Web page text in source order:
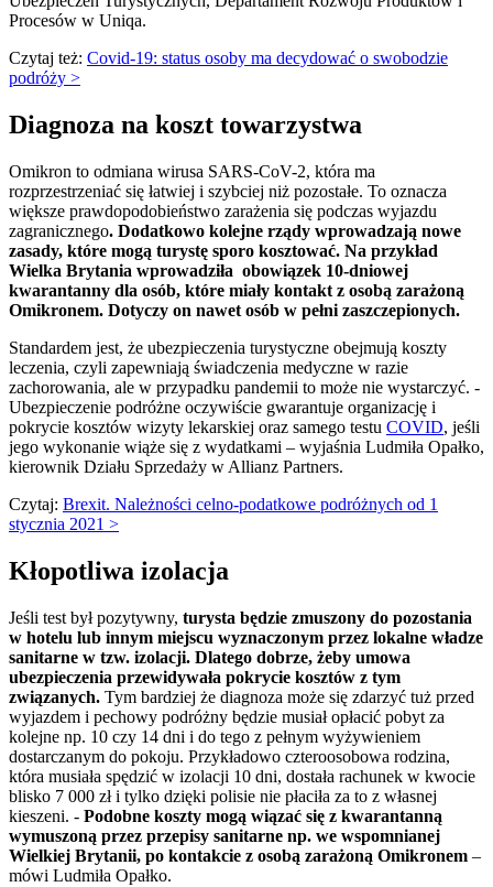
Procesów w Uniqa.
Czytaj też: Covid-19: status osoby ma decydować o swobodzie
podróży >
Diagnoza na koszt towarzystwa
Omikron to odmiana wirusa SARS-CoV-2, która ma
rozprzestrzeniać się łatwiej i szybciej niż pozostałe. To oznacza
większe prawdopodobieństwo zarażenia się podczas wyjazdu
zagranicznego. Dodatkowo kolejne rządy wprowadzają nowe
zasady, które mogą turystę sporo kosztować. Na przykład
Wielka Brytania wprowadziła obowiązek 10-dniowej
kwarantanny dla osób, które miały kontakt z osobą zarażoną
Omikronem. Dotyczy on nawet osób w pełni zaszczepionych.
Standardem jest, że ubezpieczenia turystyczne obejmują koszty
leczenia, czyli zapewniają świadczenia medyczne w razie
zachorowania, ale w przypadku pandemii to może nie wystarczyć. -
Ubezpieczenie podróżne oczywiście gwarantuje organizację i
pokrycie kosztów wizyty lekarskiej oraz samego testu COVID, jeśli
jego wykonanie wiąże się z wydatkami – wyjaśnia Ludmiła Opałko,
kierownik Działu Sprzedaży w Allianz Partners.
Czytaj: Brexit. Należności celno-podatkowe podróżnych od 1
stycznia 2021 >
Kłopotliwa izolacja
Jeśli test był pozytywny, turysta będzie zmuszony do pozostania
w hotelu lub innym miejscu wyznaczonym przez lokalne władze
sanitarne w tzw. izolacji. Dlatego dobrze, żeby umowa
ubezpieczenia przewidywała pokrycie kosztów z tym
związanych. Tym bardziej że diagnoza może się zdarzyć tuż przed
wyjazdem i pechowy podróżny będzie musiał opłacić pobyt za
kolejne np. 10 czy 14 dni i do tego z pełnym wyżywieniem
dostarczanym do pokoju. Przykładowo czteroosobowa rodzina,
która musiała spędzić w izolacji 10 dni, dostała rachunek w kwocie
blisko 7 000 zł i tylko dzięki polisie nie płaciła za to z własnej
kieszeni. - Podobne koszty mogą wiązać się z kwarantanną
wymuszoną przez przepisy sanitarne np. we wspomnianej
Wielkiej Brytanii, po kontakcie z osobą zarażoną Omikronem –
mówi Ludmiła Opałko.